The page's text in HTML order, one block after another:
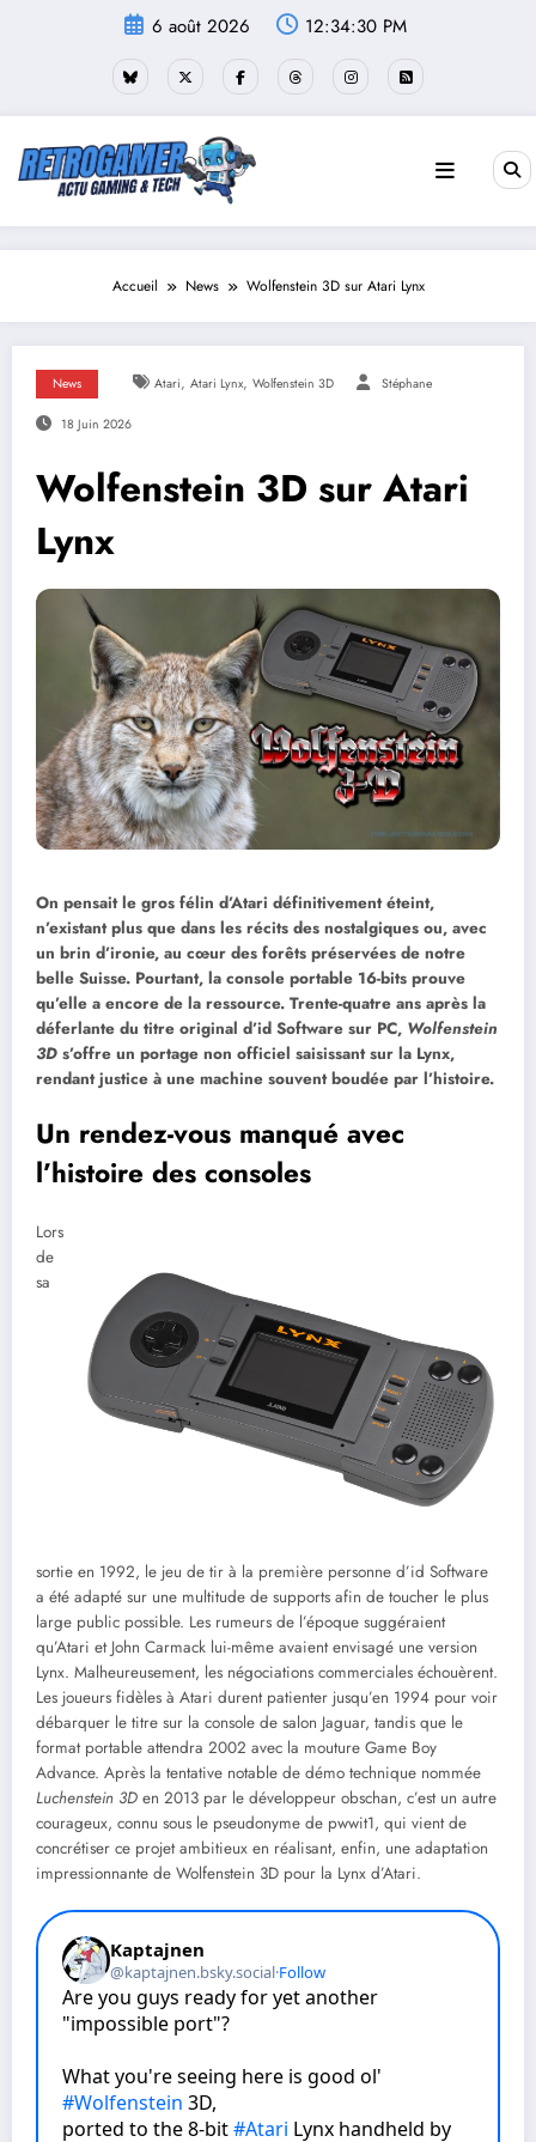
6 août 2026 12:34:31 PM
Accueil News Wolfenstein 3D sur Atari Lynx
News Atari, Atari Lynx, Wolfenstein 3D Stéphane
18 Juin 2026
Wolfenstein 3D sur Atari
Lynx
On pensait le gros félin d’Atari définitivement éteint,
n’existant plus que dans les récits des nostalgiques ou, avec
un brin d’ironie, au cœur des forêts préservées de notre
belle Suisse. Pourtant, la console portable 16-bits prouve
qu’elle a encore de la ressource. Trente-quatre ans après la
déferlante du titre original d’id Software sur PC, Wolfenstein
3D s’offre un portage non officiel saisissant sur la Lynx,
rendant justice à une machine souvent boudée par l’histoire.
Un rendez-vous manqué avec
l’histoire des consoles
Lors
de
sa
sortie en 1992, le jeu de tir à la première personne d’id Software
a été adapté sur une multitude de supports afin de toucher le plus
large public possible. Les rumeurs de l’époque suggéraient
qu’Atari et John Carmack lui-même avaient envisagé une version
Lynx. Malheureusement, les négociations commerciales échouèrent.
Les joueurs fidèles à Atari durent patienter jusqu’en 1994 pour voir
débarquer le titre sur la console de salon Jaguar, tandis que le
format portable attendra 2002 avec la mouture Game Boy
Advance. Après la tentative notable de démo technique nommée
Luchenstein 3D en 2013 par le développeur obschan, c’est un autre
courageux, connu sous le pseudonyme de pwwit1, qui vient de
concrétiser ce projet ambitieux en réalisant, enfin, une adaptation
impressionnante de Wolfenstein 3D pour la Lynx d’Atari.